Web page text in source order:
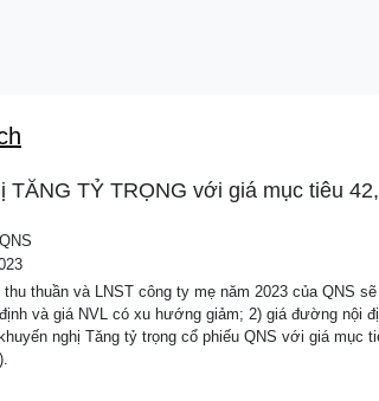
TĂNG TỶ TRỌNG với giá mục tiêu
thuần và LNST công ty mẹ năm 2023 của QNS
và giá NVL có xu hướng giảm; 2) giá đường
nghị Tăng tỷ trọng cổ phiếu QNS với giá